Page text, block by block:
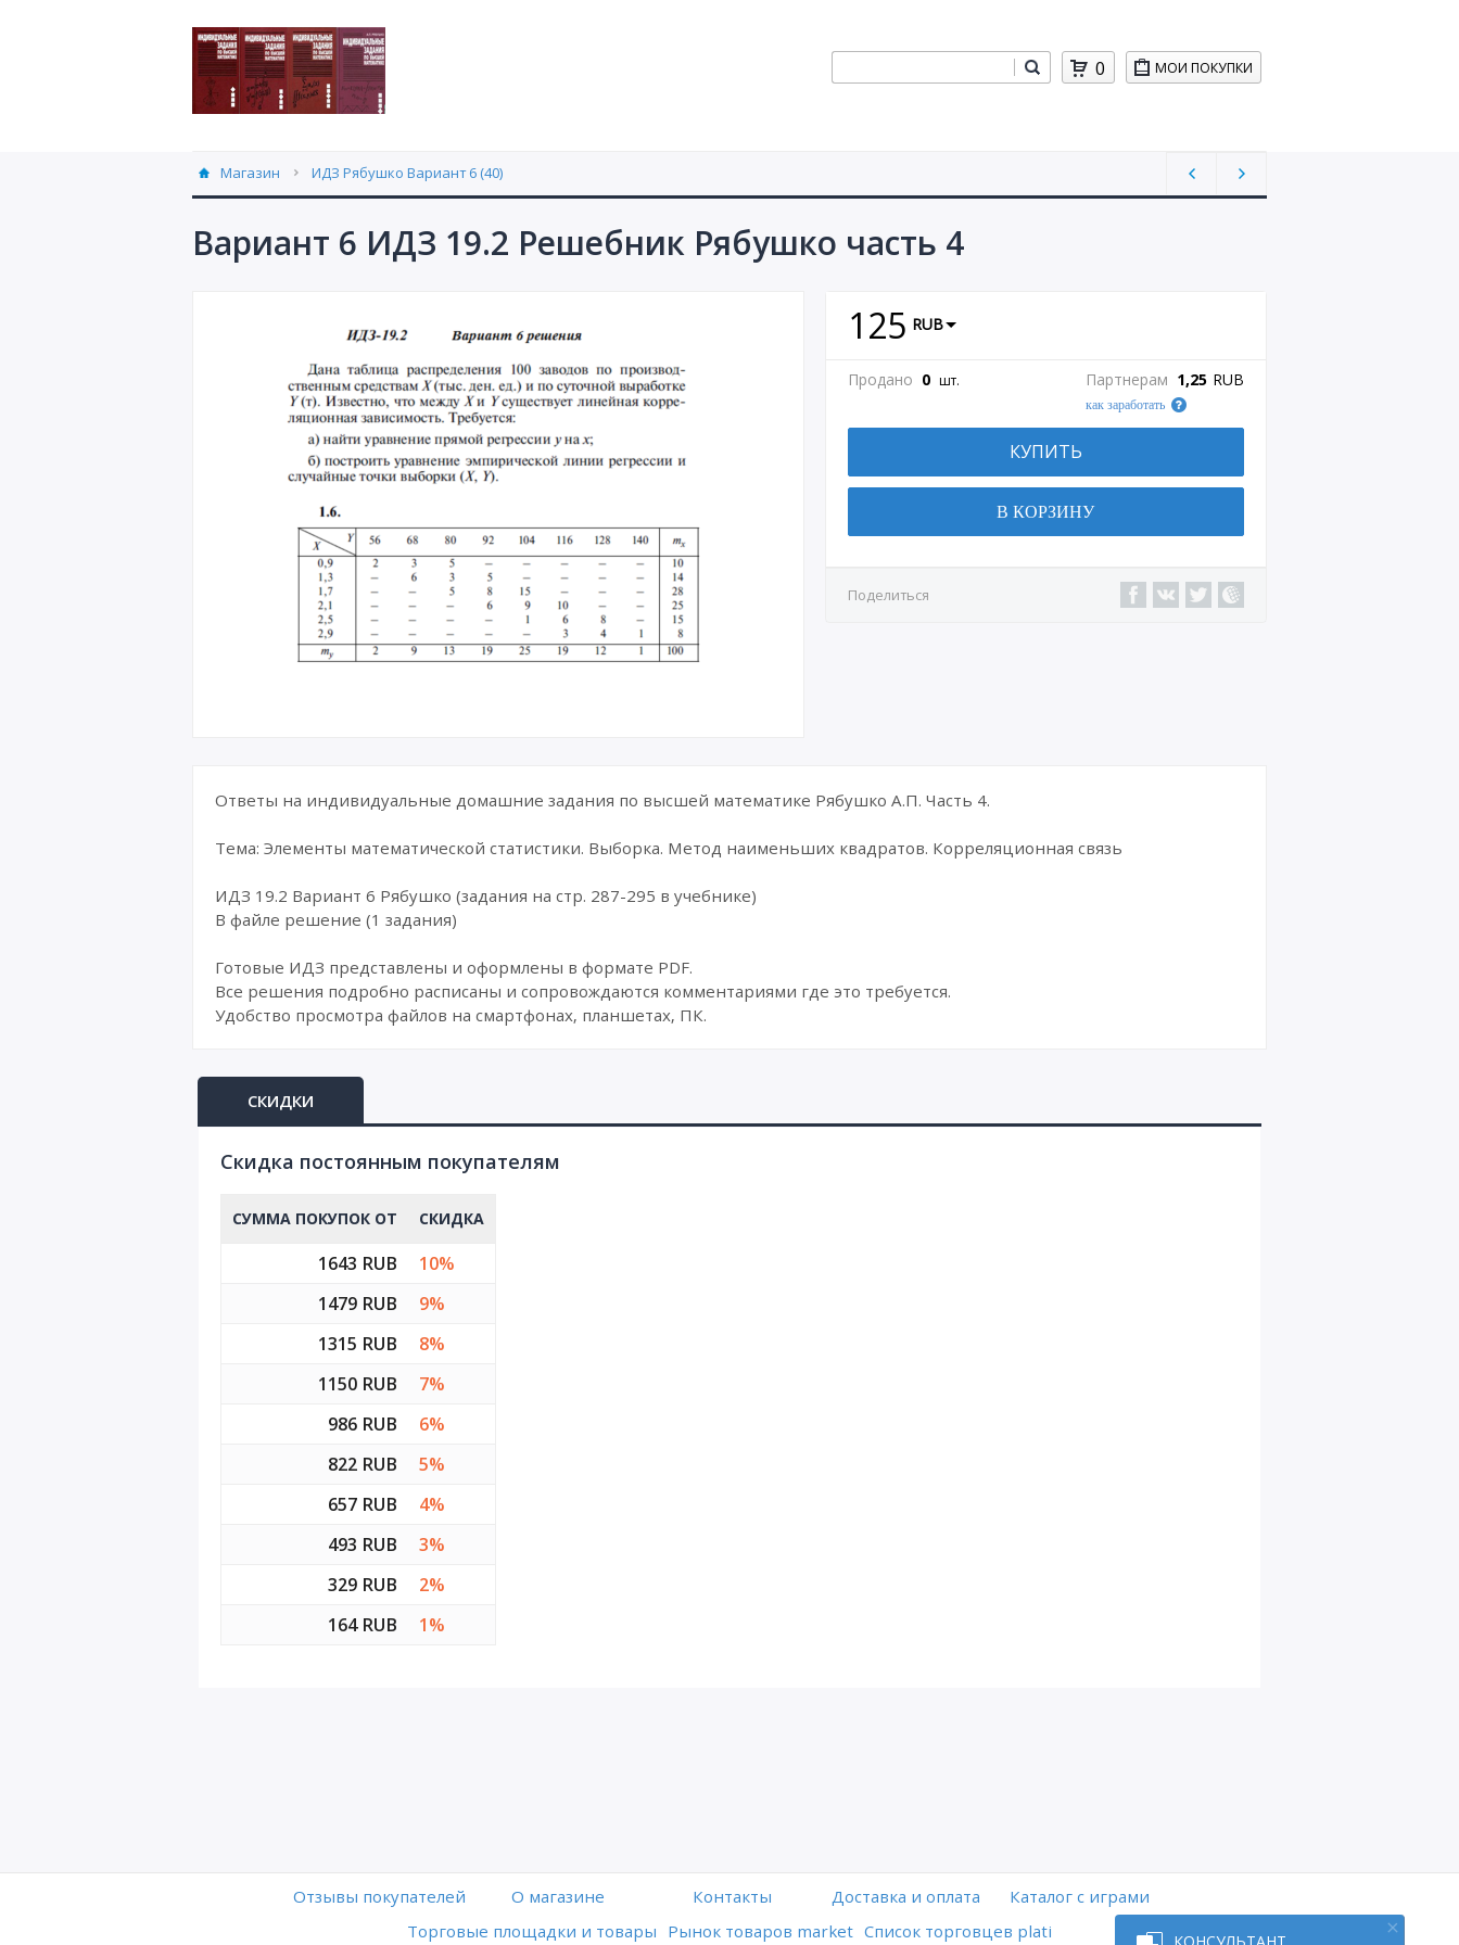
МОИ ПОКУПКИ
0
Магазин ИДЗ Рябушко Вариант 6 (40)
Вариант 6 ИДЗ 19.2 Решебник Рябушко часть 4
125 RUB
Продано 0 шт. Партнерам 1,25 RUB
как заработать
КУПИТЬ
В КОРЗИНУ
Поделиться
Ответы на индивидуальные домашние задания по высшей математике Рябушко А.П. Часть 4.
Тема: Элементы математической статистики. Выборка. Метод наименьших квадратов. Корреляционная связь
ИДЗ 19.2 Вариант 6 Рябушко (задания на стр. 287-295 в учебнике)
В файле решение (1 задания)
Готовые ИДЗ представлены и оформлены в формате PDF.
Все решения подробно расписаны и сопровождаются комментариями где это требуется.
Удобство просмотра файлов на смартфонах, планшетах, ПК.
СКИДКИ
Cкидка постоянным покупателям
СУММА ПОКУПОК ОТ СКИДКА
1643 RUB
10%
1479 RUB
9%
1315 RUB
8%
1150 RUB
7%
986 RUB
6%
822 RUB
5%
657 RUB
4%
493 RUB
3%
329 RUB
2%
164 RUB
1%
Отзывы покупателей O магазине Контакты Доставка и оплата
Каталог с играми
Торговые площадки и товары Рынок товаров market Список торговцев plati